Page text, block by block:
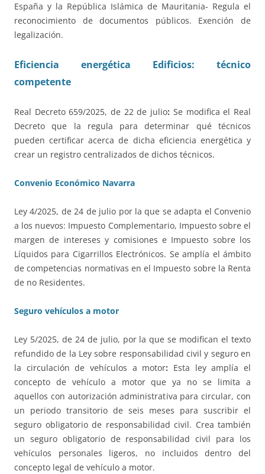
España y la República Islámica de Mauritania- Regula el
reconocimiento de documentos públicos. Exención de
legalización.
Eficiencia energética Edificios: técnico
competente
Real Decreto 659/2025, de 22 de julio: Se modifica el Real
Decreto que la regula para determinar qué técnicos
pueden certificar acerca de dicha eficiencia energética y
crear un registro centralizados de dichos técnicos.
Convenio Económico Navarra
Ley 4/2025, de 24 de julio por la que se adapta el Convenio
a los nuevos: Impuesto Complementario, Impuesto sobre el
margen de intereses y comisiones e Impuesto sobre los
Líquidos para Cigarrillos Electrónicos. Se amplía el ámbito
de competencias normativas en el Impuesto sobre la Renta
de no Residentes.
Seguro vehículos a motor
Ley 5/2025, de 24 de julio, por la que se modifican el texto
refundido de la Ley sobre responsabilidad civil y seguro en
la circulación de vehículos a motor: Esta ley amplía el
concepto de vehículo a motor que ya no se limita a
aquellos con autorización administrativa para circular, con
un periodo transitorio de seis meses para suscribir el
seguro obligatorio de responsabilidad civil. Crea también
un seguro obligatorio de responsabilidad civil para los
vehículos personales ligeros, no incluidos dentro del
concepto legal de vehículo a motor.